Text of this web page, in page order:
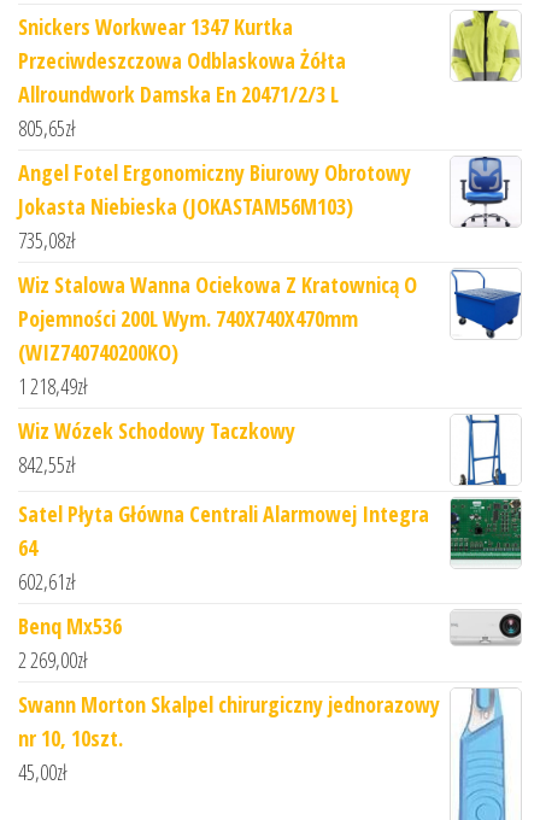
Snickers Workwear 1347 Kurtka
Przeciwdeszczowa Odblaskowa Żółta
Allroundwork Damska En 20471/2/3 L
805,65zł
Angel Fotel Ergonomiczny Biurowy Obrotowy
Jokasta Niebieska (JOKASTAM56M103)
735,08zł
Wiz Stalowa Wanna Ociekowa Z Kratownicą O
Pojemności 200L Wym. 740X740X470mm
(WIZ740740200KO)
1 218,49zł
Wiz Wózek Schodowy Taczkowy
842,55zł
Satel Płyta Główna Centrali Alarmowej Integra
64
602,61zł
Benq Mx536
2 269,00zł
Swann Morton Skalpel chirurgiczny jednorazowy
nr 10, 10szt.
45,00zł